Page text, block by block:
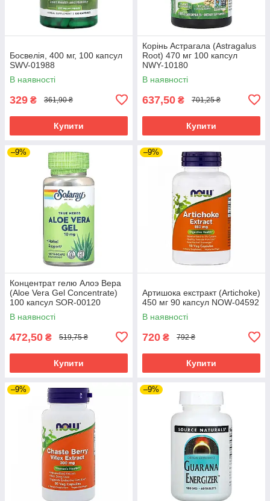
Босвелія, 400 мг, 100 капсул
SWV-01988
В наявності
329 ₴ 361,90 ₴
Купити
Корінь Астрагала (Astragalus
Root) 470 мг 100 капсул
NWY-10180
В наявності
637,50 ₴ 701,25 ₴
Купити
–9%
Концентрат гелю Алоэ Вера
(Aloe Vera Gel Concentrate)
100 капсул SOR-00120
В наявності
472,50 ₴ 519,75 ₴
Купити
–9%
Артишока екстракт (Artichoke)
450 мг 90 капсул NOW-04592
В наявності
720 ₴ 792 ₴
Купити
–9% –9%